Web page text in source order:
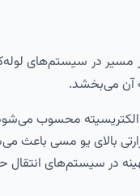
آن می‌بخشد.
برای حرارت و الکتریسیته
بالای یو مسی
در سیستم‌های